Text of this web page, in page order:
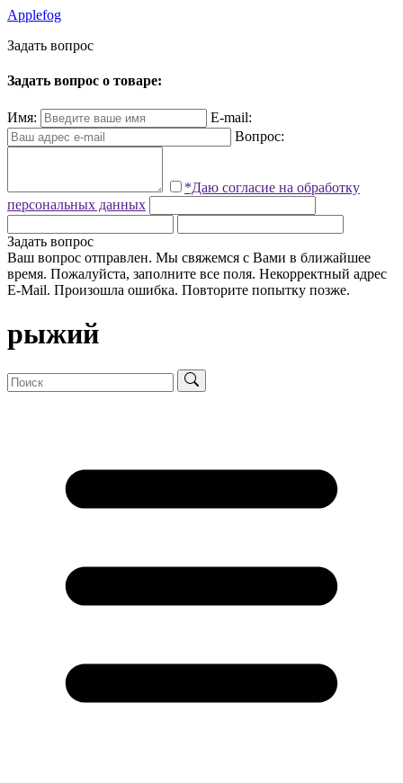
Applefog
Задать вопрос
Задать вопрос о товаре:
Имя:
E-mail:
Вопрос:
*Даю согласие на обработку
персональных данных
Задать вопрос
Ваш вопрос отправлен. Мы свяжемся с Вами в ближайшее
время. Пожалуйста, заполните все поля. Некорректный адрес
E-Mail. Произошла ошибка. Повторите попытку позже.
рыжий